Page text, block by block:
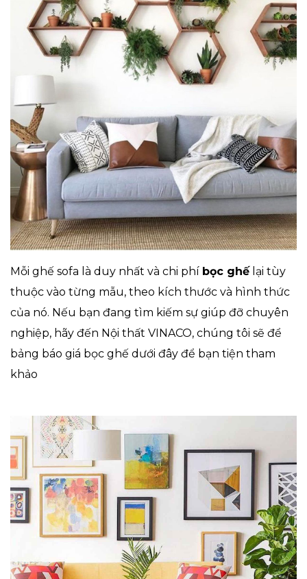
Mỗi ghế sofa là duy nhất và chi phí bọc ghếlại tùy
thuộc vào từng mẫu, theo kích thước và hình thức
của nó. Nếu bạn đang tìm kiếm sự giúp đỡ chuyên
nghiệp, hãy đến Nội thất VINACO, chúng tôi sẽ để
bảng báo giá bọc ghế dưới đây để bạn tiện tham
khảo